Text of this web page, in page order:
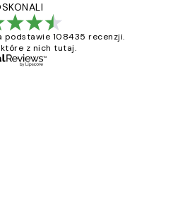
podstawie 108435 recenzji.
z nich tutaj.